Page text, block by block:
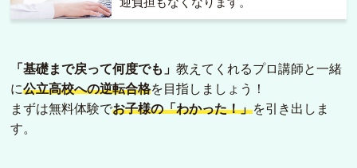
「基礎まで戻って何度でも」教えてくれるプロ講師と一緒
に公立高校への逆転合格を目指しましょう！
まずは無料体験でお子様の「わかった！」を引き出しま
す。